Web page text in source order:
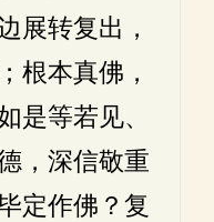
展转复出，
根本真佛，
是等若见、
，深信敬重
定作佛？复